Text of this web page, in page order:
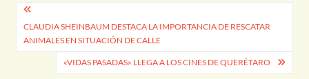
Navegación
de
entradas
CLAUDIA SHEINBAUM DESTACA LA IMPORTANCIA DE RESCATAR
ANIMALES EN SITUACIÓN DE CALLE
«VIDAS PASADAS» LLEGA A LOS CINES DE QUERÉTARO